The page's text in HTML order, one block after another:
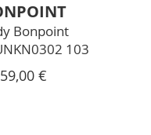
Bonpoint
103
59,00 €